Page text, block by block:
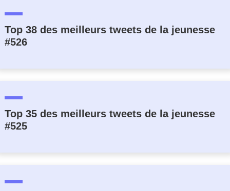
Top 38 des meilleurs tweets de la jeunesse
#526
Top 35 des meilleurs tweets de la jeunesse
#525